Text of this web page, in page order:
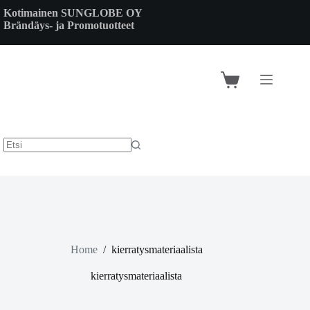
to
content
Kotimainen SUNGLOBE OY
Brändäys- ja Promotuotteet
Shopping
Home / kierratysmateriaalista
kierratysmateriaalista